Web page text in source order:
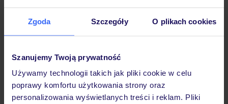
Zgoda Szczegóły O plikach cookies
Szanujemy Twoją prywatność
Używamy technologii takich jak pliki cookie w celu
poprawy komfortu użytkowania strony oraz
personalizowania wyświetlanych treści i reklam. Pliki
Pokoje